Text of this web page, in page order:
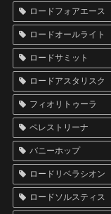
ロードフォアエース
ロードオールライト
ロードサミット
ロードアスタリスク
フィオリトゥーラ
ペレストリーナ
バニーホップ
ロードリベラシオン
ロードソルスティス